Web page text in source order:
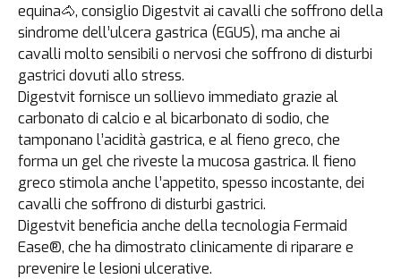
equina🐴, consiglio Digestvit ai cavalli che soffrono della
sindrome dell’ulcera gastrica (EGUS), ma anche ai
cavalli molto sensibili o nervosi che soffrono di disturbi
gastrici dovuti allo stress.
Digestvit fornisce un sollievo immediato grazie al
carbonato di calcio e al bicarbonato di sodio, che
tamponano l’acidità gastrica, e al fieno greco, che
forma un gel che riveste la mucosa gastrica. Il fieno
greco stimola anche l’appetito, spesso incostante, dei
cavalli che soffrono di disturbi gastrici.
Digestvit beneficia anche della tecnologia Fermaid
Ease®, che ha dimostrato clinicamente di riparare e
prevenire le lesioni ulcerative.